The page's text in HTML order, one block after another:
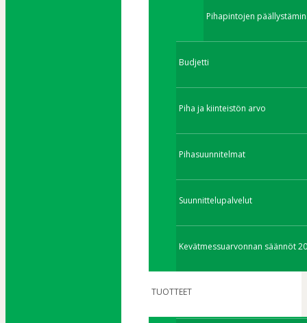
Pihapintojen
Budjetti
Piha ja kiinteistön arvo
Pihasuunnitelmat
Suunnittelupalvelut
Kevätmessuarvonnan säännöt
TUOTTEET